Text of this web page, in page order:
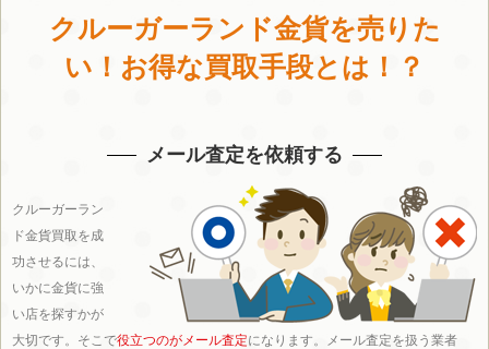
県
三重
県
クルーガーランド金貨を売りた
い！お得な買取手段とは！？
メール査定を依頼する
クルーガーラン
ド金貨買取を成
功させるには、
いかに金貨に強
い店を探すかが
大切です。そこで役立つのがメール査定になります。メール査定を扱う業者